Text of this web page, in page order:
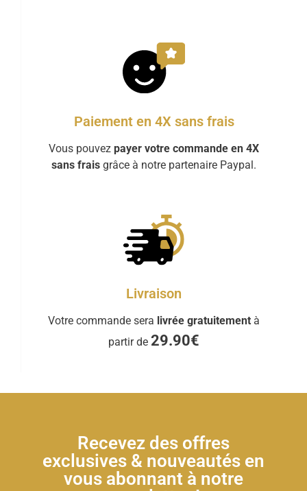
Paiement en 4X sans frais
Vous pouvez payer votre commande en 4X
sans frais grâce à notre partenaire Paypal.
Livraison
Votre commande sera livrée gratuitement à
partir de 29.90€
Recevez des offres
exclusives & nouveautés en
vous abonnant à notre